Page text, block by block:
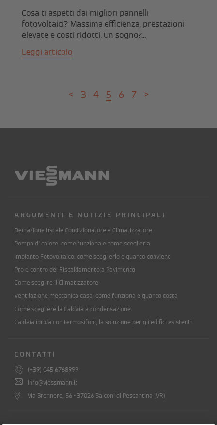
Cosa ti aspetti dai migliori pannelli
fotovoltaici? Massima efficienza, prestazioni
elevate e costi ridotti. Un sogno?...
Leggi articolo
< 3 4 5 6 7 >
ARGOMENTI E NOTIZIE PRINCIPALI
Detrazione fiscale Condizionatore e Climatizzatore
Pompa di calore: come funziona e come sceglierla
Impianto Fotovoltaico: come sceglierlo e quanto conviene
Pro e contro del Riscaldamento a Pavimento
Come sceglire il Climatizzatore
Ventilazione meccanica casa: come funziona e quanto costa
Come scegliere la Caldaia a condensazione
Caldaia ibrida con termosifoni, la soluzione per gli edifici esistenti
CONTATTI
(+39) 045 6768999
info@viessmann.it
Via Brennero, 56 - 37026 Balconi di Pescantina (VR)